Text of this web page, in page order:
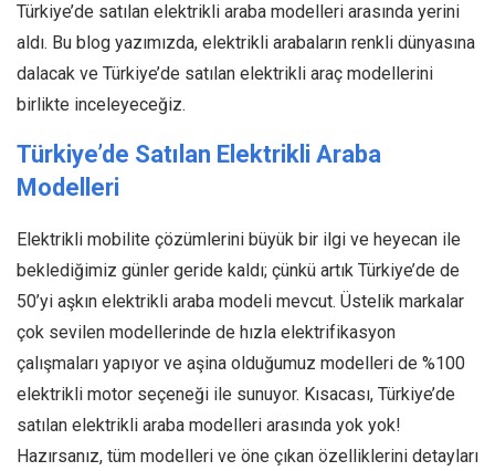
Leapmotor T03
Türkiye’de satılan elektrikli araba modelleri arasında yerini
aldı. Bu blog yazımızda, elektrikli arabaların renkli dünyasına
dalacak ve Türkiye’de satılan elektrikli araç modellerini
birlikte inceleyeceğiz.
Türkiye’de Satılan Elektrikli Araba
Modelleri
Elektrikli mobilite çözümlerini büyük bir ilgi ve heyecan ile
beklediğimiz günler geride kaldı; çünkü artık Türkiye’de de
50’yi aşkın elektrikli araba modeli mevcut. Üstelik markalar
çok sevilen modellerinde de hızla elektrifikasyon
çalışmaları yapıyor ve aşina olduğumuz modelleri de %100
elektrikli motor seçeneği ile sunuyor. Kısacası, Türkiye’de
satılan elektrikli araba modelleri arasında yok yok!
Hazırsanız, tüm modelleri ve öne çıkan özelliklerini detayları